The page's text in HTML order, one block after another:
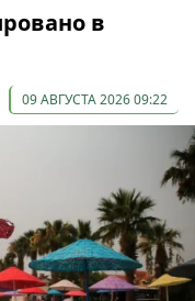
в
09 АВГУСТА 2026 09:22